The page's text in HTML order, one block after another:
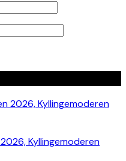
Kyllingemoderen